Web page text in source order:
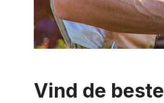
Vind de beste